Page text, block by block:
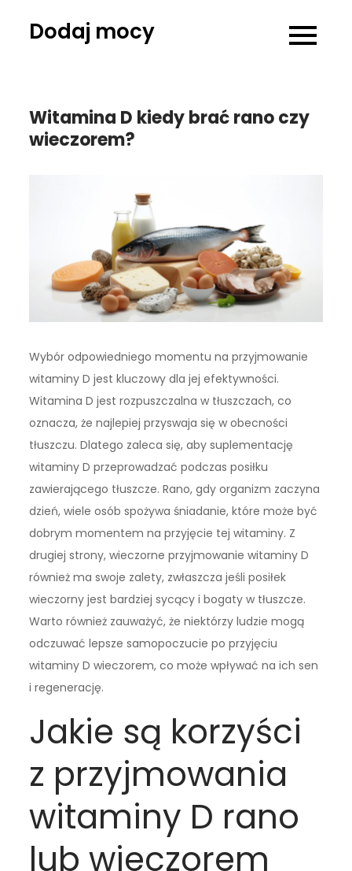
Dodaj mocy
Witamina D kiedy brać rano czy
wieczorem?
Wybór odpowiedniego momentu na przyjmowanie
witaminy D jest kluczowy dla jej efektywności.
Witamina D jest rozpuszczalna w tłuszczach, co
oznacza, że najlepiej przyswaja się w obecności
tłuszczu. Dlatego zaleca się, aby suplementację
witaminy D przeprowadzać podczas posiłku
zawierającego tłuszcze. Rano, gdy organizm zaczyna
dzień, wiele osób spożywa śniadanie, które może być
dobrym momentem na przyjęcie tej witaminy. Z
drugiej strony, wieczorne przyjmowanie witaminy D
również ma swoje zalety, zwłaszcza jeśli posiłek
wieczorny jest bardziej sycący i bogaty w tłuszcze.
Warto również zauważyć, że niektórzy ludzie mogą
odczuwać lepsze samopoczucie po przyjęciu
witaminy D wieczorem, co może wpływać na ich sen
i regenerację.
Jakie są korzyści
z przyjmowania
witaminy D rano
lub wieczorem